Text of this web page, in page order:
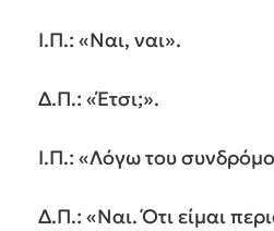
Ι.Π.: «Ναι, ναι».
Δ.Π.: «Έτσι;».
Ι.Π.: «Λόγω του
Δ.Π.: «Ναι. Ότι είμαι